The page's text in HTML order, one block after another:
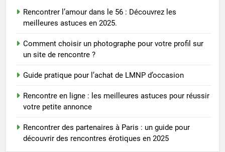
Rencontrer l’amour dans le 56 : Découvrez les
meilleures astuces en 2025.
Comment choisir un photographe pour votre profil sur
un site de rencontre ?
Guide pratique pour l’achat de LMNP d’occasion
Rencontre en ligne : les meilleures astuces pour réussir
votre petite annonce
Rencontrer des partenaires à Paris : un guide pour
découvrir des rencontres érotiques en 2025